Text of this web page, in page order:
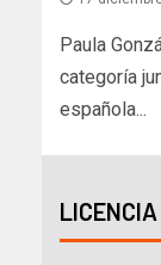
Paula
categoría
española...